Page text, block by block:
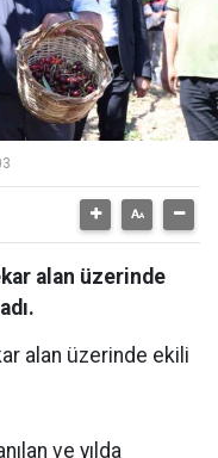
alan üzerinde
alan üzerinde ekili
ve yılda